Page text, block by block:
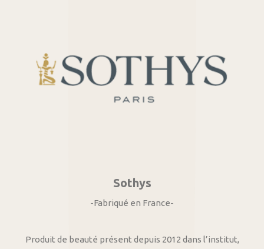
Sothys
-Fabriqué en France-
Produit de beauté présent depuis 2012 dans l’institut,